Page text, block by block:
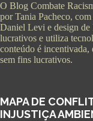
O Blog Combate
por Tania Pacheco,
Daniel Levi e design
lucrativos e utiliza
conteúdo é incentivada,
sem fins lucrativos.
MAPA DE
INJUSTIÇA